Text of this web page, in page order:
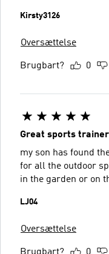
Kirsty3126
Oversættelse
Brugbart? 0
Great sports
my son has found
for all the outdoor
in the garden or on
LJ04
Oversættelse